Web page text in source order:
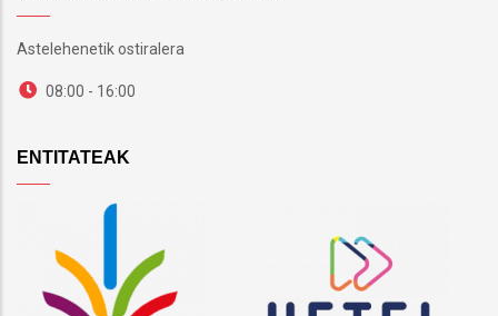
Astelehenetik ostiralera
08:00 - 16:00
ENTITATEAK